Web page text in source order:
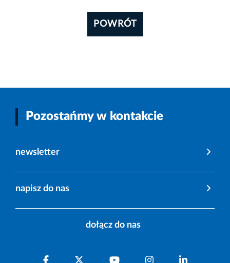
POWRÓT
Pozostańmy w kontakcie
newsletter
napisz do nas
dołącz do nas